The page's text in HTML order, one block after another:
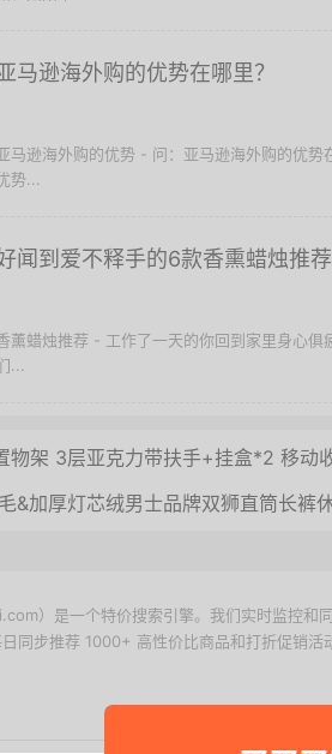
马逊海外购的优势在哪里？
马逊海外购的优势 - 问：亚马逊海外购的优
势...
闻到爱不释手的6款香熏蜡烛推荐
薰蜡烛推荐 - 工作了一天的你回到家里身心
...
物架 3层亚克力带扶手+挂盒*2 移动
&加厚灯芯绒男士品牌双狮直筒长裤
）是一个特价搜索引擎。我们实时监控和
同步推荐 1000+ 高性价比商品和打折促销